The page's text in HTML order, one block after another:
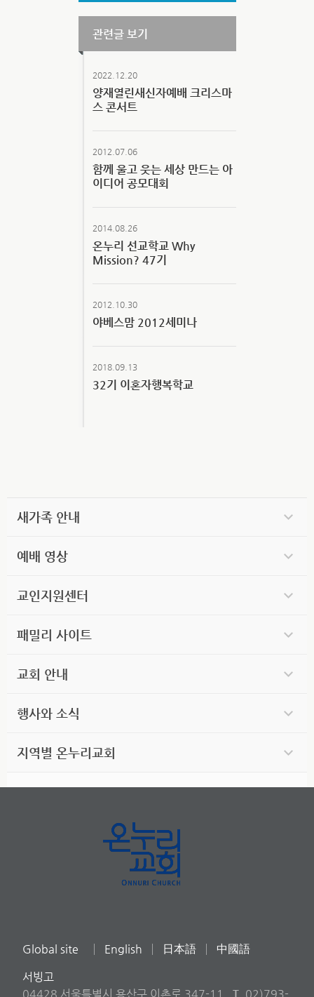
관련글 보기
2022.12.20
양재열린새신자예배 크리스마
스 콘서트
2012.07.06
함께 울고 웃는 세상 만드는 아
이디어 공모대회
2014.08.26
온누리 선교학교 Why
Mission? 47기
2012.10.30
야베스맘 2012세미나
2018.09.13
32기 이혼자행복학교
새가족 안내
예배 영상
교인지원센터
패밀리 사이트
교회 안내
행사와 소식
지역별 온누리교회
Global site English 日本語 中國語
서빙고
04428 서울특별시 용산구 이촌로 347-11
T 02)793-